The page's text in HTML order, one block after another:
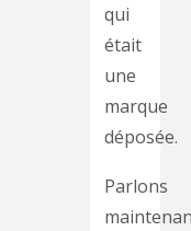
qui
était
une
marque
déposée.
Parlons